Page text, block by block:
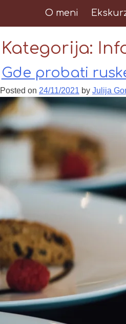
O meni
Kategorija:
Gde probati
Posted on 24/11/2021 by Julija